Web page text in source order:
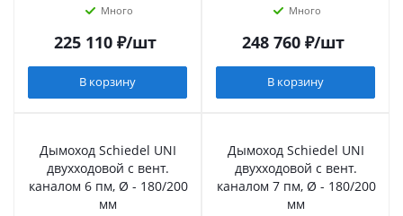
Много
225 110₽/шт
В корзину
Много
248 760₽/шт
В корзину
Дымоход Schiedel UNI
двухходовой с вент.
каналом 6 пм, Ø - 180/200
мм
Дымоход Schiedel UNI
двухходовой с вент.
каналом 7 пм, Ø - 180/200
мм